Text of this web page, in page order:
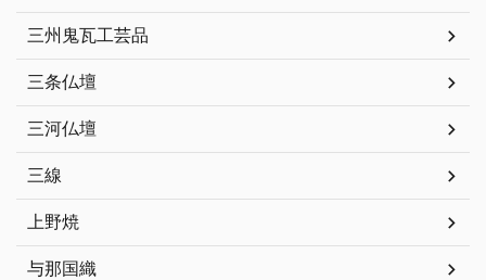
三州鬼瓦工芸品
三条仏壇
三河仏壇
三線
上野焼
与那国織